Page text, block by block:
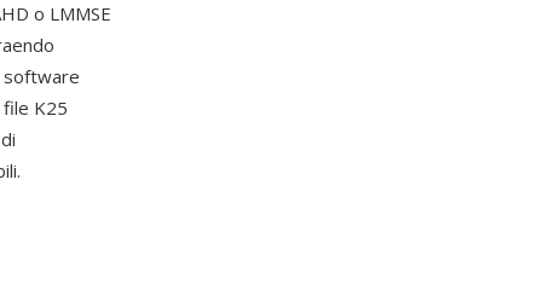
o LMMSE
software
K25